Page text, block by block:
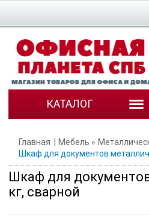
КАТАЛОГ
Главная Мебель
Шкаф для документов
Шкаф для
кг, сварной